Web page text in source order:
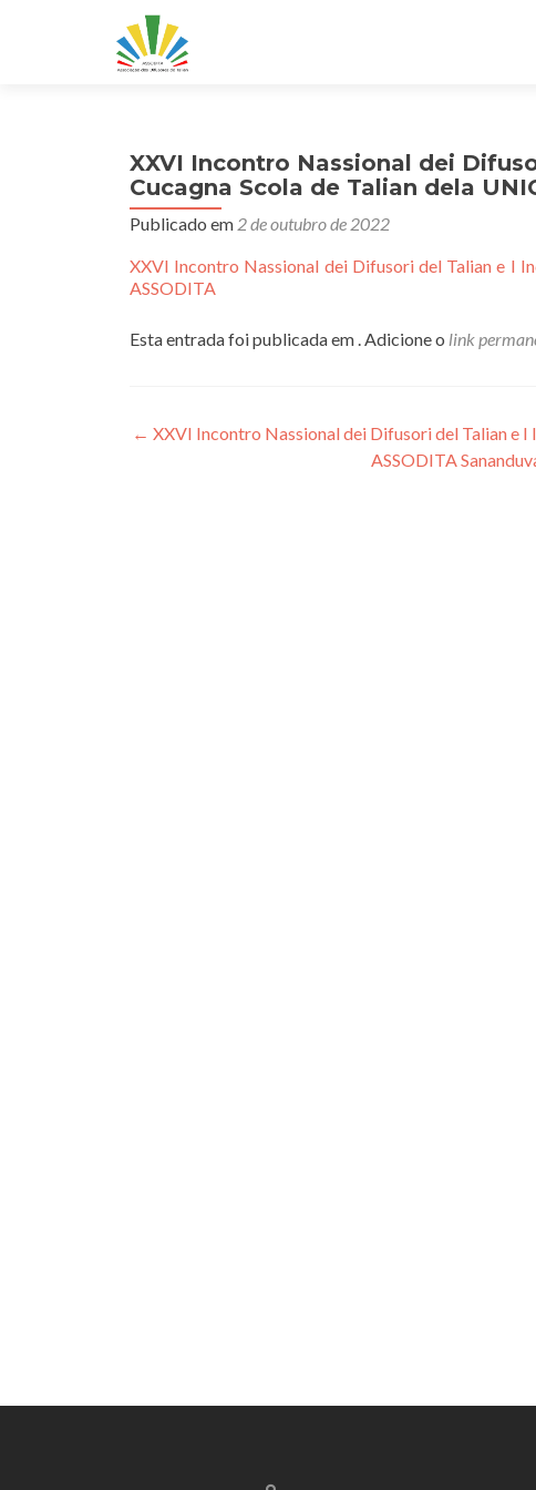
XXVI Incontro Nassional dei
Cucagna Scola de Talian dela
Publicado em 2 de outubro de 2022
XXVI Incontro Nassional dei Difusori del Talian e I
ASSODITA
Esta entrada foi publicada em . Adicione o link
Navegação
← XXVI Incontro Nassional dei Difusori del Talian e
ASSODITA